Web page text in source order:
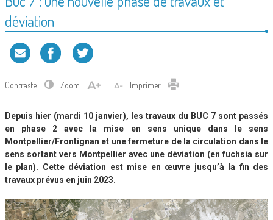
déviation
Contraste Zoom Imprimer
Depuis hier (mardi 10 janvier), les travaux du BUC 7 sont passés
en phase 2 avec la mise en sens unique dans le sens
Montpellier/Frontignan et une fermeture de la circulation dans le
sens sortant vers Montpellier avec une déviation (en fuchsia sur
le plan). Cette déviation est mise en œuvre jusqu’à la fin des
travaux prévus en juin 2023.